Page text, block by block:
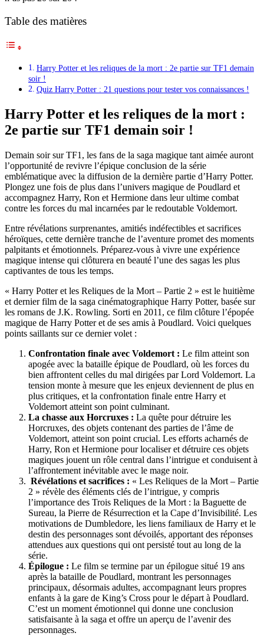
Table des matières
Harry Potter et les reliques de la mort : 2e partie sur TF1 demain
soir !
Quiz Harry Potter : 21 questions pour tester vos connaissances !
Harry Potter et les reliques de la mort :
2e partie sur TF1 demain soir !
Demain soir sur TF1, les fans de la saga magique tant aimée auront
l’opportunité de revivre l’épique conclusion de la série
emblématique avec la diffusion de la dernière partie d’Harry Potter.
Plongez une fois de plus dans l’univers magique de Poudlard et
accompagnez Harry, Ron et Hermione dans leur ultime combat
contre les forces du mal incarnées par le redoutable Voldemort.
Entre révélations surprenantes, amitiés indéfectibles et sacrifices
héroïques, cette dernière tranche de l’aventure promet des moments
palpitants et émotionnels. Préparez-vous à vivre une expérience
magique intense qui clôturera en beauté l’une des sagas les plus
captivantes de tous les temps.
« Harry Potter et les Reliques de la Mort – Partie 2 » est le huitième
et dernier film de la saga cinématographique Harry Potter, basée sur
les romans de J.K. Rowling. Sorti en 2011, ce film clôture l’épopée
magique de Harry Potter et de ses amis à Poudlard. Voici quelques
points saillants sur ce dernier volet :
Confrontation finale avec Voldemort : Le film atteint son
apogée avec la bataille épique de Poudlard, où les forces du
bien affrontent celles du mal dirigées par Lord Voldemort. La
tension monte à mesure que les enjeux deviennent de plus en
plus critiques, et la confrontation finale entre Harry et
Voldemort atteint son point culminant.
La chasse aux Horcruxes : La quête pour détruire les
Horcruxes, des objets contenant des parties de l’âme de
Voldemort, atteint son point crucial. Les efforts acharnés de
Harry, Ron et Hermione pour localiser et détruire ces objets
magiques jouent un rôle central dans l’intrigue et conduisent à
l’affrontement inévitable avec le mage noir.
Révélations et sacrifices : « Les Reliques de la Mort – Partie
2 » révèle des éléments clés de l’intrigue, y compris
l’importance des Trois Reliques de la Mort : la Baguette de
Sureau, la Pierre de Résurrection et la Cape d’Invisibilité. Les
motivations de Dumbledore, les liens familiaux de Harry et le
destin des personnages sont dévoilés, apportant des réponses
attendues aux questions qui ont persisté tout au long de la
série.
Épilogue : Le film se termine par un épilogue situé 19 ans
après la bataille de Poudlard, montrant les personnages
principaux, désormais adultes, accompagnant leurs propres
enfants à la gare de King’s Cross pour le départ à Poudlard.
C’est un moment émotionnel qui donne une conclusion
satisfaisante à la saga et offre un aperçu de l’avenir des
personnages.